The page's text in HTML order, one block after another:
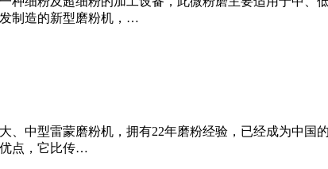
制造的新型磨粉机，…
、中型雷蒙磨粉机，拥有22年磨粉经验，已经成为中
点，它比传…